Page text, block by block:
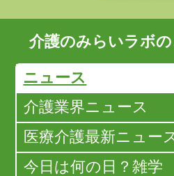
介護のみらいラボ
ニュース
介護業界ニュース
医療介護最新ニュー
今日は何の日？雑学